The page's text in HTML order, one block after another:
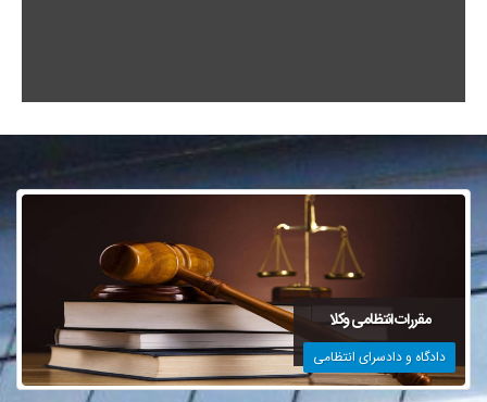
مقررات انتظامی وکلا
دادگاه و دادسرای انتظامی